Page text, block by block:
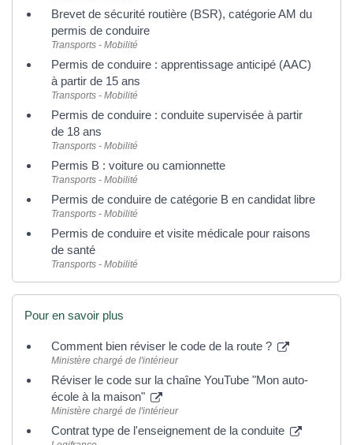
Brevet de sécurité routière (BSR), catégorie AM du
permis de conduire
Transports - Mobilité
Permis de conduire : apprentissage anticipé (AAC)
à partir de 15 ans
Transports - Mobilité
Permis de conduire : conduite supervisée à partir
de 18 ans
Transports - Mobilité
Permis B : voiture ou camionnette
Transports - Mobilité
Permis de conduire de catégorie B en candidat libre
Transports - Mobilité
Permis de conduire et visite médicale pour raisons
de santé
Transports - Mobilité
Pour en savoir plus
Comment bien réviser le code de la route ?
Ministère chargé de l'intérieur
Réviser le code sur la chaîne YouTube "Mon auto-
école à la maison"
Ministère chargé de l'intérieur
Contrat type de l'enseignement de la conduite